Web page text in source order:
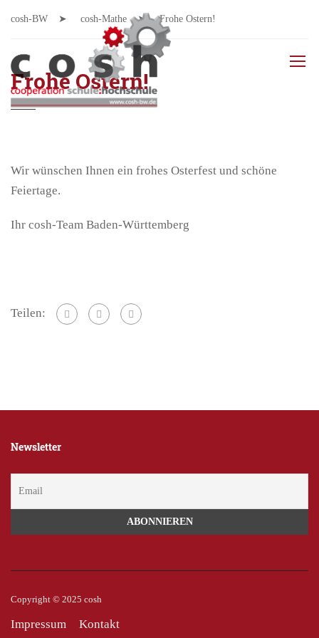
cosh-BW cosh-Mathe Frohe Ostern!
Frohe Ostern!
Wir wünschen Ihnen ein frohes Osterfest und schöne
Feiertage.
Ihr cosh-Team Baden-Württemberg
Teilen:
Newsletter
Copyright © 2025 cosh
Impressum Kontakt